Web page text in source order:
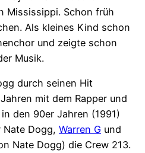
Mississippi. Schon früh
Als kleines Kind schon
und zeigte schon
Musik.
durch seinen Hit
mit dem Rapper und
den 90er Jahren (1991)
Nate Dogg, Warren G und
Nate Dogg) die Crew 213.